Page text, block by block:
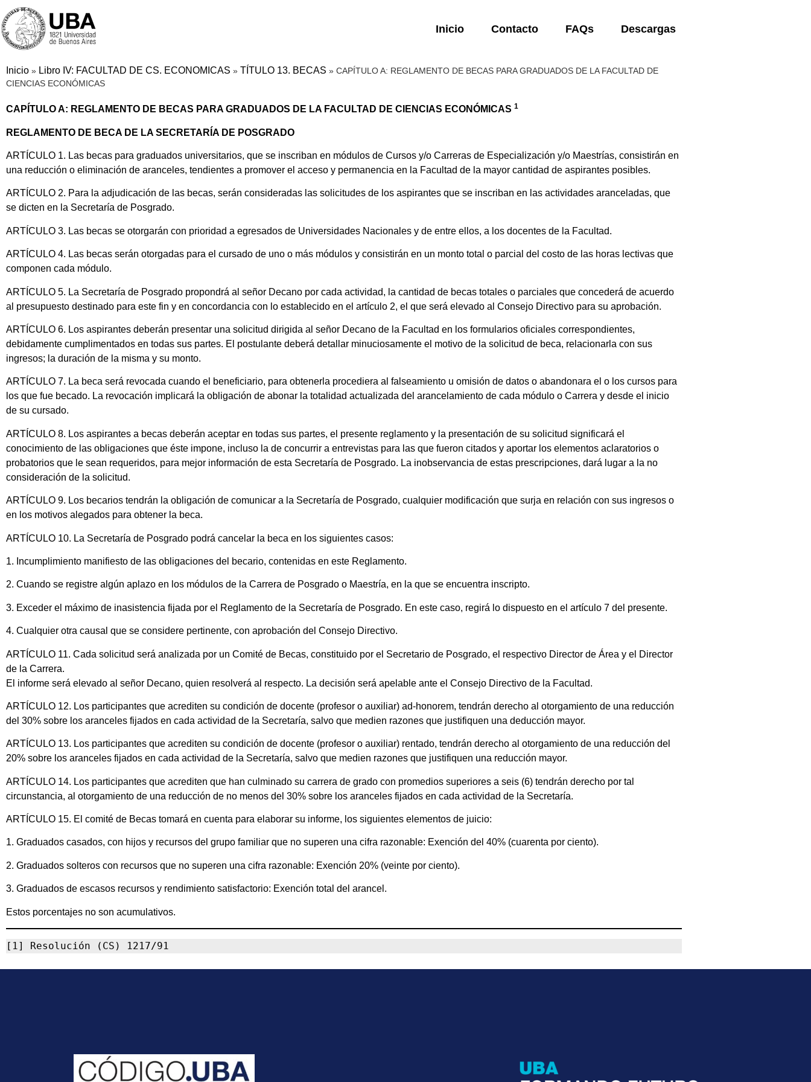
Inicio Contacto FAQs Descargas
Inicio » Libro IV: FACULTAD DE CS. ECONOMICAS » TÍTULO 13. BECAS » CAPÍTULO A: REGLAMENTO DE BECAS PARA GRADUADOS DE LA FACULTAD DE
CIENCIAS ECONÓMICAS
CAPÍTULO A: REGLAMENTO DE BECAS PARA GRADUADOS DE LA FACULTAD DE CIENCIAS ECONÓMICAS 1
REGLAMENTO DE BECA DE LA SECRETARÍA DE POSGRADO
ARTÍCULO 1. Las becas para graduados universitarios, que se inscriban en módulos de Cursos y/o Carreras de Especialización y/o Maestrías, consistirán en
una reducción o eliminación de aranceles, tendientes a promover el acceso y permanencia en la Facultad de la mayor cantidad de aspirantes posibles.
ARTÍCULO 2. Para la adjudicación de las becas, serán consideradas las solicitudes de los aspirantes que se inscriban en las actividades aranceladas, que
se dicten en la Secretaría de Posgrado.
ARTÍCULO 3. Las becas se otorgarán con prioridad a egresados de Universidades Nacionales y de entre ellos, a los docentes de la Facultad.
ARTÍCULO 4. Las becas serán otorgadas para el cursado de uno o más módulos y consistirán en un monto total o parcial del costo de las horas lectivas que
componen cada módulo.
ARTÍCULO 5. La Secretaría de Posgrado propondrá al señor Decano por cada actividad, la cantidad de becas totales o parciales que concederá de acuerdo
al presupuesto destinado para este fin y en concordancia con lo establecido en el artículo 2, el que será elevado al Consejo Directivo para su aprobación.
ARTÍCULO 6. Los aspirantes deberán presentar una solicitud dirigida al señor Decano de la Facultad en los formularios oficiales correspondientes,
debidamente cumplimentados en todas sus partes. El postulante deberá detallar minuciosamente el motivo de la solicitud de beca, relacionarla con sus
ingresos; la duración de la misma y su monto.
ARTÍCULO 7. La beca será revocada cuando el beneficiario, para obtenerla procediera al falseamiento u omisión de datos o abandonara el o los cursos para
los que fue becado. La revocación implicará la obligación de abonar la totalidad actualizada del arancelamiento de cada módulo o Carrera y desde el inicio
de su cursado.
ARTÍCULO 8. Los aspirantes a becas deberán aceptar en todas sus partes, el presente reglamento y la presentación de su solicitud significará el
conocimiento de las obligaciones que éste impone, incluso la de concurrir a entrevistas para las que fueron citados y aportar los elementos aclaratorios o
probatorios que le sean requeridos, para mejor información de esta Secretaría de Posgrado. La inobservancia de estas prescripciones, dará lugar a la no
consideración de la solicitud.
ARTÍCULO 9. Los becarios tendrán la obligación de comunicar a la Secretaría de Posgrado, cualquier modificación que surja en relación con sus ingresos o
en los motivos alegados para obtener la beca.
ARTÍCULO 10. La Secretaría de Posgrado podrá cancelar la beca en los siguientes casos:
1. Incumplimiento manifiesto de las obligaciones del becario, contenidas en este Reglamento.
2. Cuando se registre algún aplazo en los módulos de la Carrera de Posgrado o Maestría, en la que se encuentra inscripto.
3. Exceder el máximo de inasistencia fijada por el Reglamento de la Secretaría de Posgrado. En este caso, regirá lo dispuesto en el artículo 7 del presente.
4. Cualquier otra causal que se considere pertinente, con aprobación del Consejo Directivo.
ARTÍCULO 11. Cada solicitud será analizada por un Comité de Becas, constituido por el Secretario de Posgrado, el respectivo Director de Área y el Director
de la Carrera.
El informe será elevado al señor Decano, quien resolverá al respecto. La decisión será apelable ante el Consejo Directivo de la Facultad.
ARTÍCULO 12. Los participantes que acrediten su condición de docente (profesor o auxiliar) ad-honorem, tendrán derecho al otorgamiento de una reducción
del 30% sobre los aranceles fijados en cada actividad de la Secretaría, salvo que medien razones que justifiquen una deducción mayor.
ARTÍCULO 13. Los participantes que acrediten su condición de docente (profesor o auxiliar) rentado, tendrán derecho al otorgamiento de una reducción del
20% sobre los aranceles fijados en cada actividad de la Secretaría, salvo que medien razones que justifiquen una reducción mayor.
ARTÍCULO 14. Los participantes que acrediten que han culminado su carrera de grado con promedios superiores a seis (6) tendrán derecho por tal
circunstancia, al otorgamiento de una reducción de no menos del 30% sobre los aranceles fijados en cada actividad de la Secretaría.
ARTÍCULO 15. El comité de Becas tomará en cuenta para elaborar su informe, los siguientes elementos de juicio:
1. Graduados casados, con hijos y recursos del grupo familiar que no superen una cifra razonable: Exención del 40% (cuarenta por ciento).
2. Graduados solteros con recursos que no superen una cifra razonable: Exención 20% (veinte por ciento).
3. Graduados de escasos recursos y rendimiento satisfactorio: Exención total del arancel.
Estos porcentajes no son acumulativos.
[1] Resolución (CS) 1217/91